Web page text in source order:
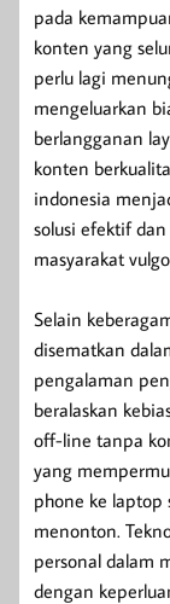
pada
konten yang
perlu lagi
mengeluarkan
berlangganan
konten
indonesia
solusi efektif
masyarakat
Selain
disematkan
pengalaman
beralaskan
off-line tanpa
yang
phone ke laptop
menonton.
personal dalam
dengan